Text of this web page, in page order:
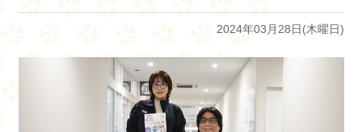
2024年03月28日(木曜日)